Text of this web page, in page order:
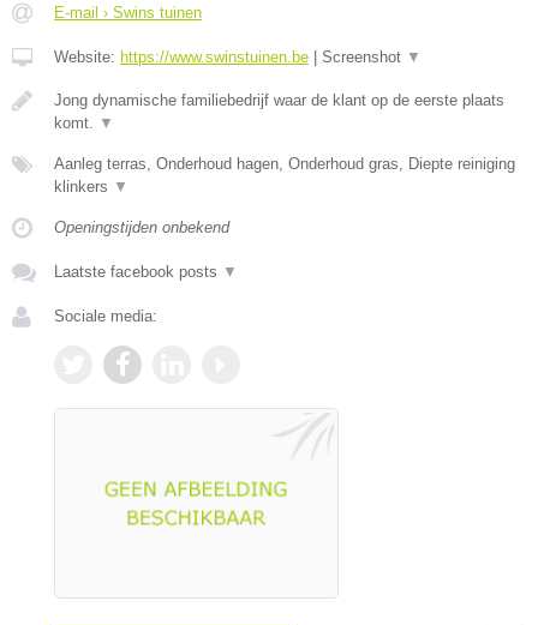
E-mail › Swins tuinen
Website: https://www.swinstuinen.be Screenshot ▼
Jong dynamische familiebedrijf waar de klant op de eerste plaats
komt. ▼
Aanleg terras, Onderhoud hagen, Onderhoud gras, Diepte reiniging
klinkers ▼
Openingstijden onbekend
Laatste facebook posts ▼
Sociale media: